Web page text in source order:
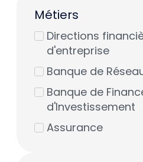
Métiers
Directions
d'entreprise
Banque de
Banque de
d'Investissement
Assurance